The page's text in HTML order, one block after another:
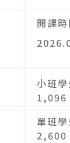
開課時
小班學
1,096
單班學
2,600